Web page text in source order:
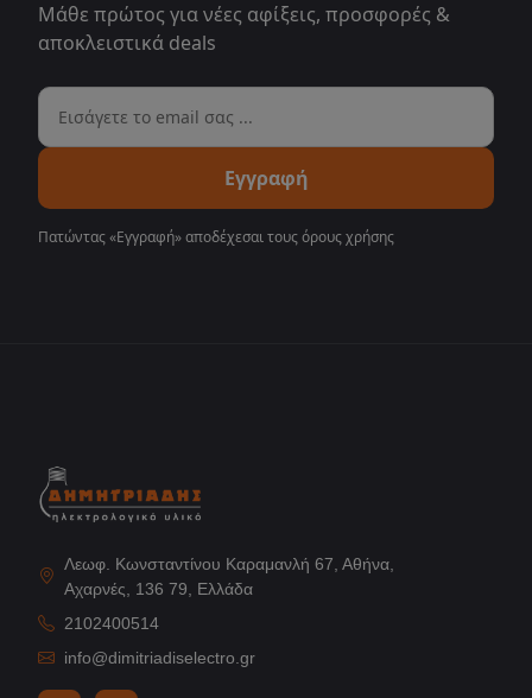
Μάθε πρώτος για νέες αφίξεις, προσφορές &
αποκλειστικά deals
Εγγραφή
Πατώντας «Εγγραφή» αποδέχεσαι τουςόρους χρήσης
Λεωφ. Κωνσταντίνου Καραμανλή 67, Αθήνα,
Αχαρνές, 136 79, Ελλάδα
2102400514
info@dimitriadiselectro.gr